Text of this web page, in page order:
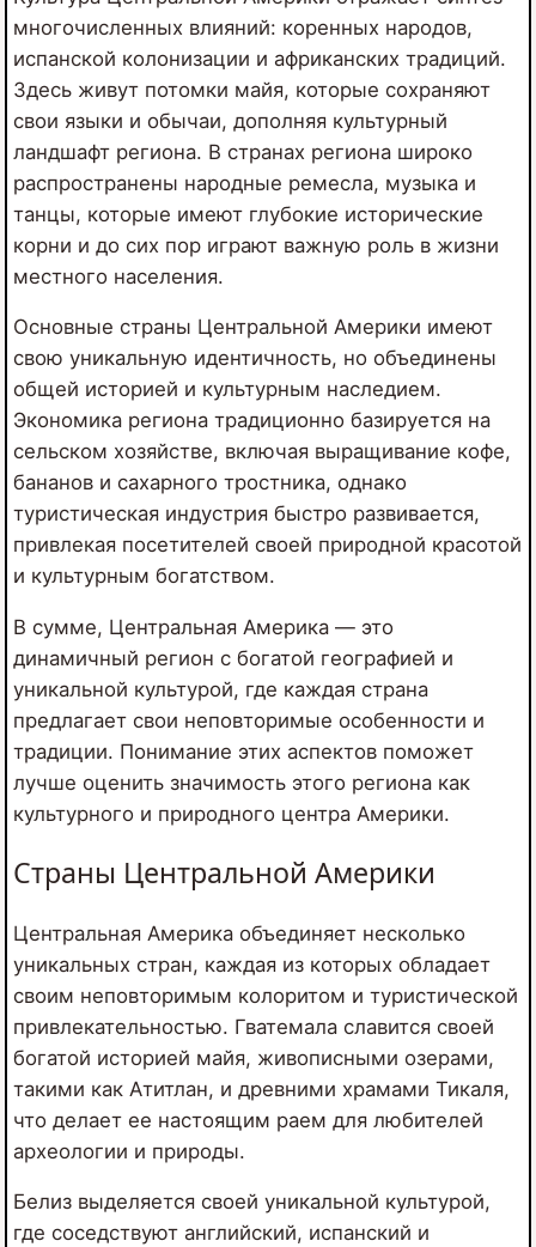
многочисленных влияний: коренных народов,
испанской колонизации и африканских традиций.
Здесь живут потомки майя, которые сохраняют
свои языки и обычаи, дополняя культурный
ландшафт региона. В странах региона широко
распространены народные ремесла, музыка и
танцы, которые имеют глубокие исторические
корни и до сих пор играют важную роль в жизни
местного населения.
Основные страны Центральной Америки имеют
свою уникальную идентичность, но объединены
общей историей и культурным наследием.
Экономика региона традиционно базируется на
сельском хозяйстве, включая выращивание кофе,
бананов и сахарного тростника, однако
туристическая индустрия быстро развивается,
привлекая посетителей своей природной красотой
и культурным богатством.
В сумме, Центральная Америка — это
динамичный регион с богатой географией и
уникальной культурой, где каждая страна
предлагает свои неповторимые особенности и
традиции. Понимание этих аспектов поможет
лучше оценить значимость этого региона как
культурного и природного центра Америки.
Страны Центральной Америки
Центральная Америка объединяет несколько
уникальных стран, каждая из которых обладает
своим неповторимым колоритом и туристической
привлекательностью. Гватемала славится своей
богатой историей майя, живописными озерами,
такими как Атитлан, и древними храмами Тикаля,
что делает ее настоящим раем для любителей
археологии и природы.
Белиз выделяется своей уникальной культурой,
где соседствуют английский, испанский и